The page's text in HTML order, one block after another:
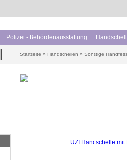
Polizei - Behördenausstattung
Startseite » Handschellen » Sonstige